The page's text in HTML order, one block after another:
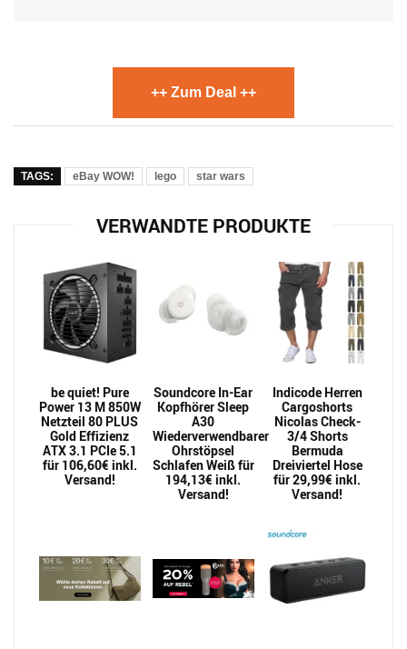
++ Zum Deal ++
TAGS: eBay WOW! lego star wars
VERWANDTE PRODUKTE
be quiet! Pure
Power 13 M 850W
Netzteil 80 PLUS
Gold Effizienz
ATX 3.1 PCIe 5.1
für 106,60€ inkl.
Versand!
Soundcore In-Ear
Kopfhörer Sleep
A30
Wiederverwendbarer
Ohrstöpsel
Schlafen Weiß für
194,13€ inkl.
Versand!
Indicode Herren
Cargoshorts
Nicolas Check-
3/4 Shorts
Bermuda
Dreiviertel Hose
für 29,99€ inkl.
Versand!